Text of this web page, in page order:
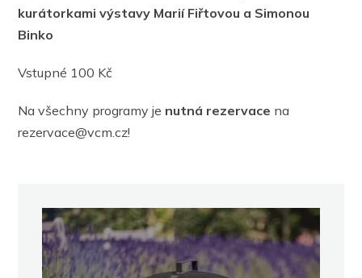
kurátorkami výstavy Marií Fiřtovou a Simonou
Binko
Vstupné 100 Kč
Na všechny programy je nutná rezervace na
rezervace@vcm.cz!